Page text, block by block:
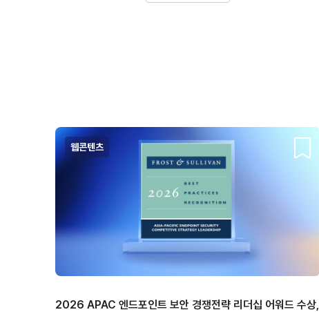
웹콘텐츠
2026 APAC 엔드포인트 보안 경쟁전략 리더십 어워드 수상,